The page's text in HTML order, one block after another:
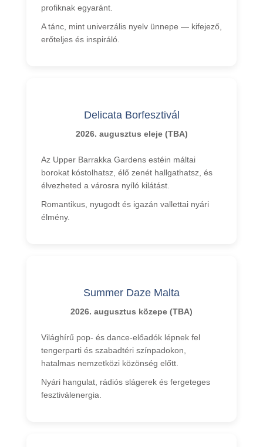
profiknak egyaránt.
A tánc, mint univerzális nyelv ünnepe — kifejező,
erőteljes és inspiráló.
Delicata Borfesztivál
2026. augusztus eleje (TBA)
Az Upper Barrakka Gardens estéin máltai
borokat kóstolhatsz, élő zenét hallgathatsz, és
élvezheted a városra nyíló kilátást.
Romantikus, nyugodt és igazán vallettai nyári
élmény.
Summer Daze Malta
2026. augusztus közepe (TBA)
Világhírű pop- és dance-előadók lépnek fel
tengerparti és szabadtéri színpadokon,
hatalmas nemzetközi közönség előtt.
Nyári hangulat, rádiós slágerek és fergeteges
fesztiválenergia.